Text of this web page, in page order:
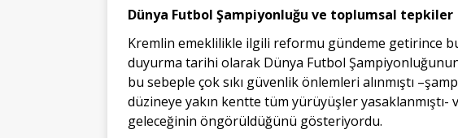
Dünya Futbol Şampiyonluğu ve toplumsal tepkiler
Kremlin emeklilikle ilgili reformu gündeme getirince
duyurma tarihi olarak Dünya Futbol Şampiyonluğunun
bu sebeple çok sıkı güvenlik önlemleri alınmıştı
düzineye yakın kentte tüm yürüyüşler
geleceğinin öngörüldüğünü gösteriyordu.